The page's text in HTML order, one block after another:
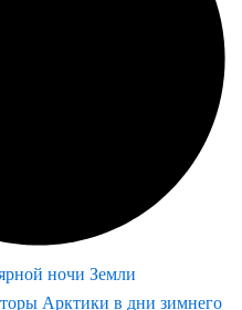
ночи Земли
Арктики в дни зимнего